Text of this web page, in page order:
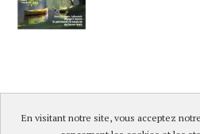
En visitant notre site, vous acceptez
© DireLot 2019 |Mentions légales &